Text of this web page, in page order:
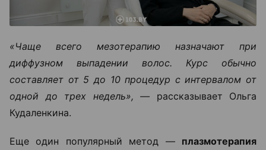
«Чаще всего мезотерапию назначают при
диффузном выпадении волос. Курс обычно
составляет от 5 до 10 процедур с интервалом от
одной до трех недель», — рассказывает Ольга
Кудаленкина.
Еще один популярный метод — плазмотерапия